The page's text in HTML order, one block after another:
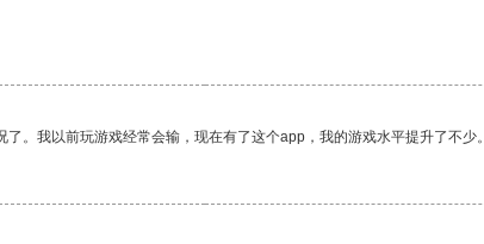
。我以前玩游戏经常会输，现在有了这个app，我的游戏水平提升了不少。